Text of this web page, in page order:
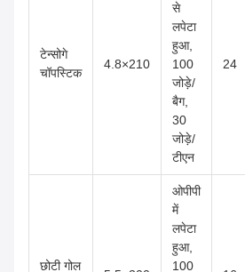
टेन्सोगे
चॉपस्टिक
4.8×210
से
लपेटा
हुआ,
100
जोड़े/
बैग,
30
जोड़े/
टीएन
24
छोटी गोल
ओपीपी
में
लपेटा
हुआ,
100